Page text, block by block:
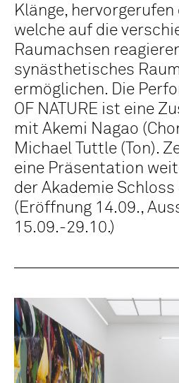
Klänge,
welche auf die
Raumachsen
synästhetisches
ermöglichen. Die
OF NATURE ist eine
mit Akemi Nagao
Michael Tuttle (Ton).
eine Präsentation
der Akademie
(Eröffnung 14.09.,
15.09.-29.10.)